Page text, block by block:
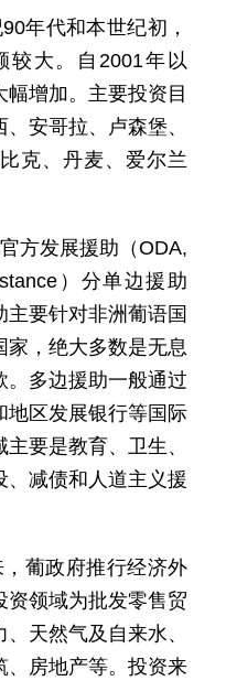
年代和本世纪初，
较大。自2001年以
增加。主要投资目
安哥拉、卢森堡、
克、丹麦、爱尔兰
方发展援助（ODA,
）分单边援助
要针对非洲葡语国
家，绝大多数是无息
。多边援助一般通过
地区发展银行等国际
要是教育、卫生、
、减债和人道主义援
葡政府推行经济外
资领域为批发零售贸
天然气及自来水、
、房地产等。投资来